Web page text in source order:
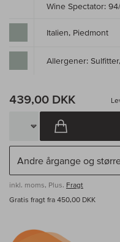
Wine Spectator:
Italien, Piedmont
Allergener: Sulfitter,
439,00 DKK
inkl. moms, Plus. Fragt
Gratis fragt fra 450,00 DKK